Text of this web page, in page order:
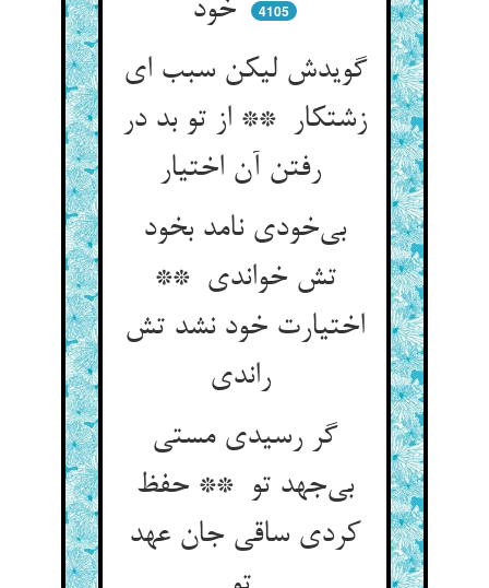
4105
گویدش لیکن سبب ای
زشتکار ** از تو بد در
بی‌خودی نامد بخود
تش خواندی **
اختیارت خود نشد تش
گر رسیدی مستی
بی‌جهد تو ** حفظ
کردی ساقی جان عهد